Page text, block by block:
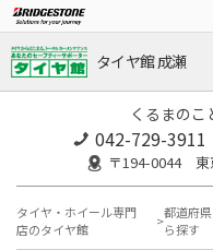
タイヤ館 成瀬
くるまの
042-729-3911
〒194-0044 東
タイヤ・ホイール専門
店のタイヤ館
都道府
ら探す